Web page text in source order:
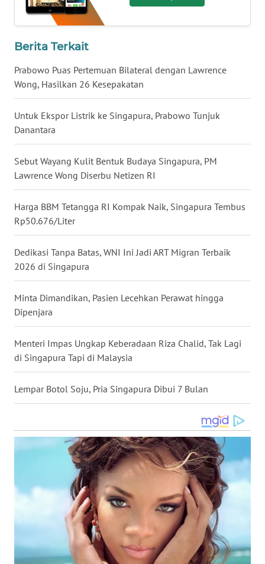
Berita Terkait
Prabowo Puas Pertemuan Bilateral dengan Lawrence
Wong, Hasilkan 26 Kesepakatan
Untuk Ekspor Listrik ke Singapura, Prabowo Tunjuk
Danantara
Sebut Wayang Kulit Bentuk Budaya Singapura, PM
Lawrence Wong Diserbu Netizen RI
Harga BBM Tetangga RI Kompak Naik, Singapura Tembus
Rp50.676/Liter
Dedikasi Tanpa Batas, WNI Ini Jadi ART Migran Terbaik
2026 di Singapura
Minta Dimandikan, Pasien Lecehkan Perawat hingga
Dipenjara
Menteri Impas Ungkap Keberadaan Riza Chalid, Tak Lagi
di Singapura Tapi di Malaysia
Lempar Botol Soju, Pria Singapura Dibui 7 Bulan
WN
BABEL
SUMBAR
SUMSEL
BENGKULU
WN
LAMPUNG
WN
JATENG
WN
NUSANTARA
WN
KALTARA